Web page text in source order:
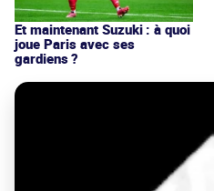
Et maintenant Suzuki : à quoi
joue Paris avec ses
gardiens ?